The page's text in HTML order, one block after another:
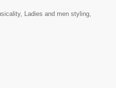
Ladies and men styling,